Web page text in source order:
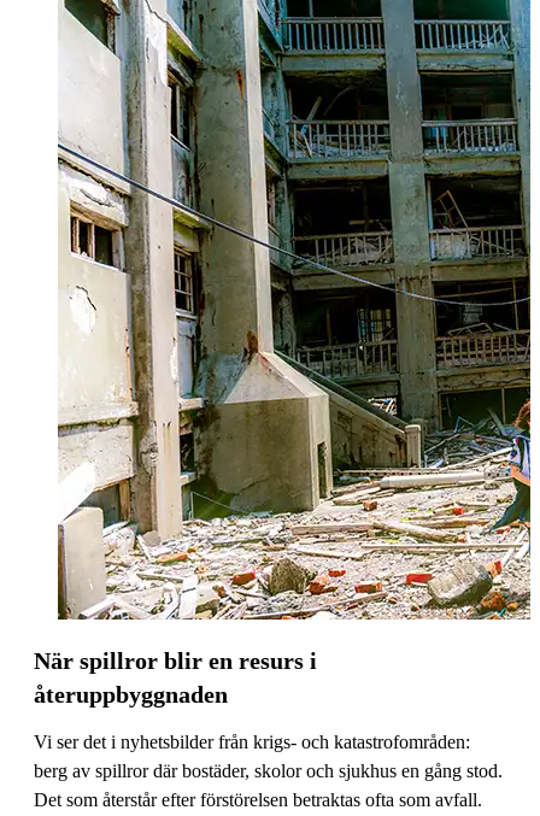
När spillror blir en resurs i
återuppbyggnaden
Vi ser det i nyhetsbilder från krigs- och katastrofområden:
berg av spillror där bostäder, skolor och sjukhus en gång stod.
Det som återstår efter förstörelsen betraktas ofta som avfall.